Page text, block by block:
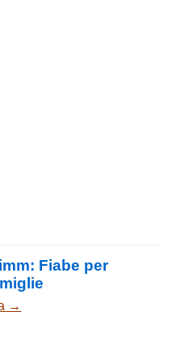
Fiabe per
→